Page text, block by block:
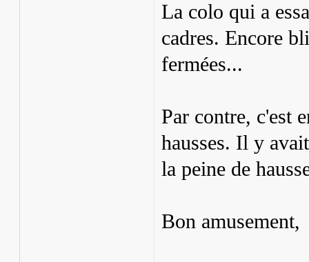
La colo qui a
cadres. Encore
fermées...
Par contre, c'est
hausses. Il y
la peine de
Bon amusement,